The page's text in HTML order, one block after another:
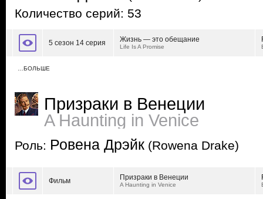
Количество серий: 53
5 сезон 14 серия Жизнь — это обещание
Life Is A Promise
…БОЛЬШЕ
Призраки в Венеции
A Haunting in Venice
Роль: Ровена Дрэйк (Rowena Drake)
Фильм Призраки в Венеции
A Haunting in Venice